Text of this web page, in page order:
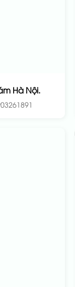
Hà Nội.